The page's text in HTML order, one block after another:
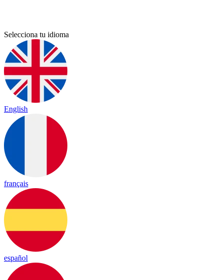
Selecciona tu idioma
English
français
español